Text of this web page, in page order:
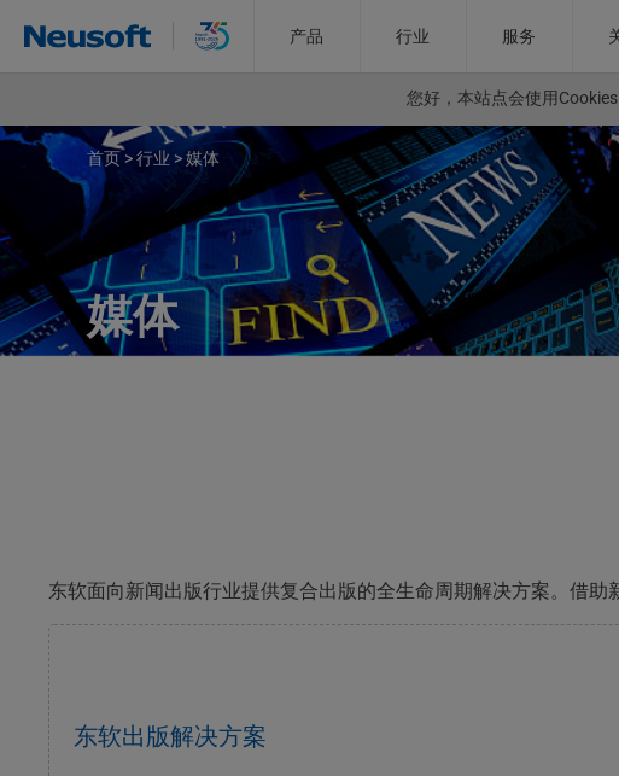
您好， 本站点会使用Cookies
产品 行业 服务
首页 >行业 >媒体
媒体
东软面向新闻出版行业提供复合出版的全生命周期解决方案。借
东软出版解决方案